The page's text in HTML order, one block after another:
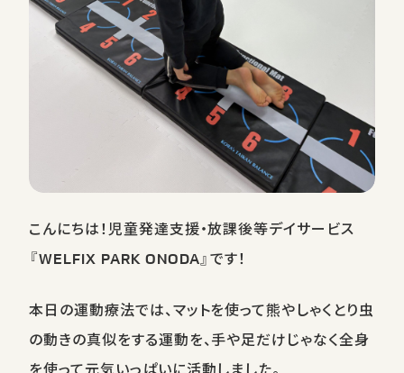
こんにちは！児童発達支援・放課後等デイサービス
『WELFIX PARK ONODA』です！
本日の運動療法では、マットを使って熊やしゃくとり虫
の動きの真似をする運動を、手や足だけじゃなく全身